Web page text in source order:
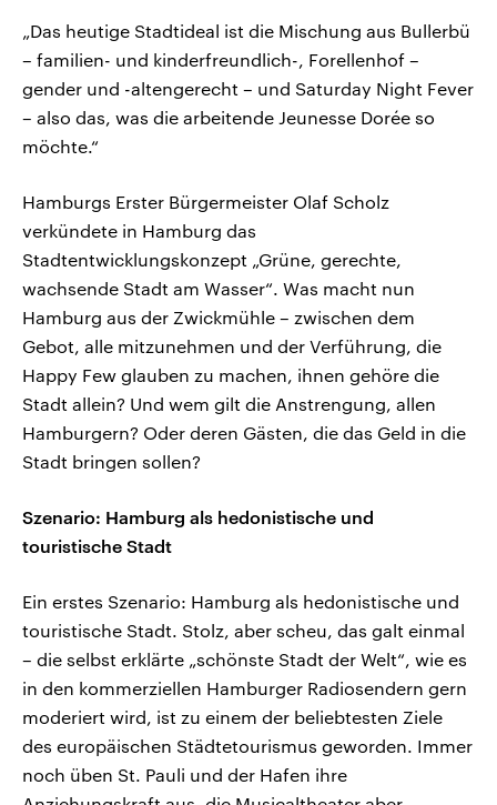
„Das heutige Stadtideal ist die Mischung aus Bullerbü
– familien- und kinderfreundlich-, Forellenhof –
gender und -altengerecht – und Saturday Night Fever
– also das, was die arbeitende Jeunesse Dorée so
möchte.“
Hamburgs Erster Bürgermeister Olaf Scholz
verkündete in Hamburg das
Stadtentwicklungskonzept „Grüne, gerechte,
wachsende Stadt am Wasser“. Was macht nun
Hamburg aus der Zwickmühle – zwischen dem
Gebot, alle mitzunehmen und der Verführung, die
Happy Few glauben zu machen, ihnen gehöre die
Stadt allein? Und wem gilt die Anstrengung, allen
Hamburgern? Oder deren Gästen, die das Geld in die
Stadt bringen sollen?
Szenario: Hamburg als hedonistische und
touristische Stadt
Ein erstes Szenario: Hamburg als hedonistische und
touristische Stadt. Stolz, aber scheu, das galt einmal
– die selbst erklärte „schönste Stadt der Welt“, wie es
in den kommerziellen Hamburger Radiosendern gern
moderiert wird, ist zu einem der beliebtesten Ziele
des europäischen Städtetourismus geworden. Immer
noch üben St. Pauli und der Hafen ihre